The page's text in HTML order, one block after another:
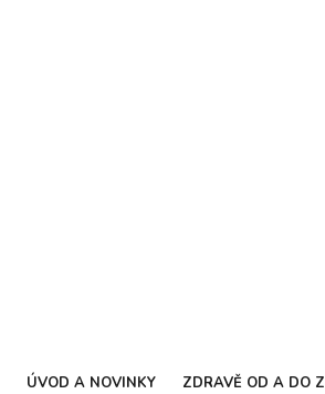
ÚVOD A NOVINKY ZDRAVĚ OD A DO Z